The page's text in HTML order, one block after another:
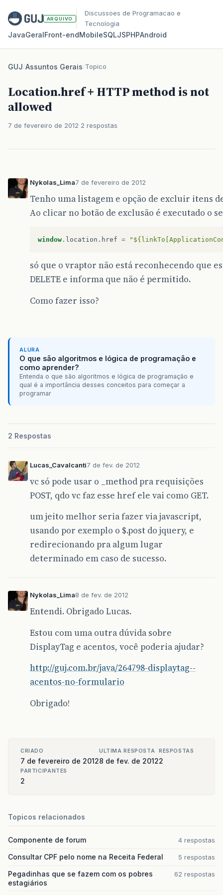
ARQUIVO
Discussoes de Programacao e
Tecnologia
JavaGeralFront‑endMobileSQLJSPHPAndroid
GUJ/Assuntos Gerais/Topico
Location.href + HTTP method is not
allowed
7 de fevereiro de 2012 2 respostas
Nykolas_Lima7 de fevereiro de 2012
Tenho uma listagem e opção de excluir itens
Ao clicar no botão de exclusão é executado o
window . location . href =
só que o vraptor não está reconhecendo que
DELETE e informa que não é permitido.
Como fazer isso?
ALURA
O que são algoritmos e lógica de programação e
como aprender?
Entenda o que são algoritmos e lógica de programação e
qual é a importância desses conceitos para começar a
programar
2 Respostas
Lucas_Cavalcanti7 de fev. de 2012
vc só pode usar o _method pra requisições
POST, qdo vc faz esse href ele vai como GET.
um jeito melhor seria fazer via javascript,
usando por exemplo o $.post do jquery, e
redirecionando pra algum lugar
determinado em caso de sucesso.
Nykolas_Lima8 de fev. de 2012
Entendi. Obrigado Lucas.
Estou com uma outra dúvida sobre
DisplayTag e acentos, você poderia ajudar?
http://guj.com.br/java/264798-displaytag--
acentos-no-formulario
Obrigado!
CRIADO
7 de fevereiro de 2012
ULTIMA RESPOSTA
8 de fev. de 2012
RESPOSTAS
2
PARTICIPANTES
2
Topicos relacionados
Componente de forum 4 respostas
Consultar CPF pelo nome na Receita Federal 5 respostas
Pegadinhas que se fazem com os pobres
estagiários
62 respostas